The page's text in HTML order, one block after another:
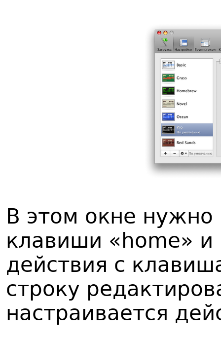
В этом окне нужно
клавиши «home» и
действия с
строку
настраивается